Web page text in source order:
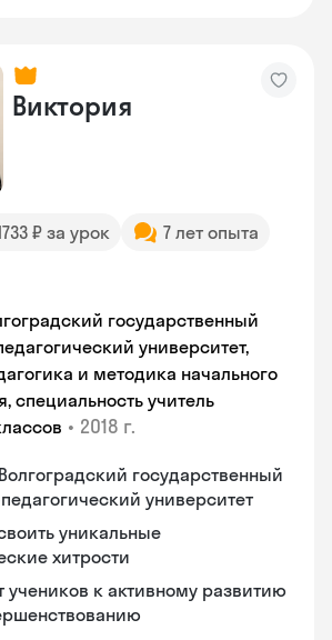
Виктория
₽ за урок
7 лет опыта
государственный
университет,
и методика начального
специальность учитель
• 2018 г.
государственный
университет
уникальные
хитрости
учеников к активному развитию